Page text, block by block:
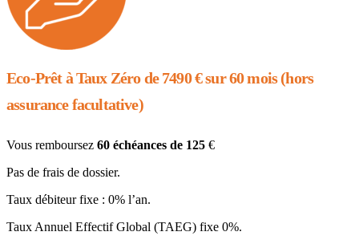
Eco-Prêt à Taux Zérode 7490 € sur 60 mois (hors
assurance facultative)
Vous remboursez 60 échéances de 125 €
Pas de frais de dossier.
Taux débiteur fixe : 0% l’an.
Taux Annuel Effectif Global (TAEG) fixe 0%.